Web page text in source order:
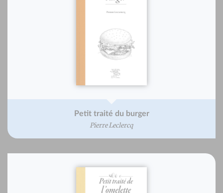
Petit traité du burger
Pierre Leclercq